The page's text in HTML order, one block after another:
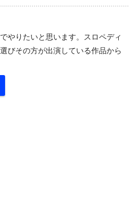
やりたいと思います。スロペディ
びその方が出演している作品から